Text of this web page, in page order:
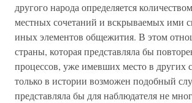
другого народа определяется
местных сочетаний и вскрываемых ими
иных элементов общежития. В этом
страны, которая представляла бы
процессов, уже имевших место в других
только в истории возможен подобный
представляла бы для наблюдателя не